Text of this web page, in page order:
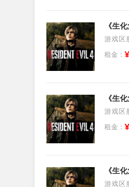
《生
游戏区
租金：
游戏区
租金：
游戏区